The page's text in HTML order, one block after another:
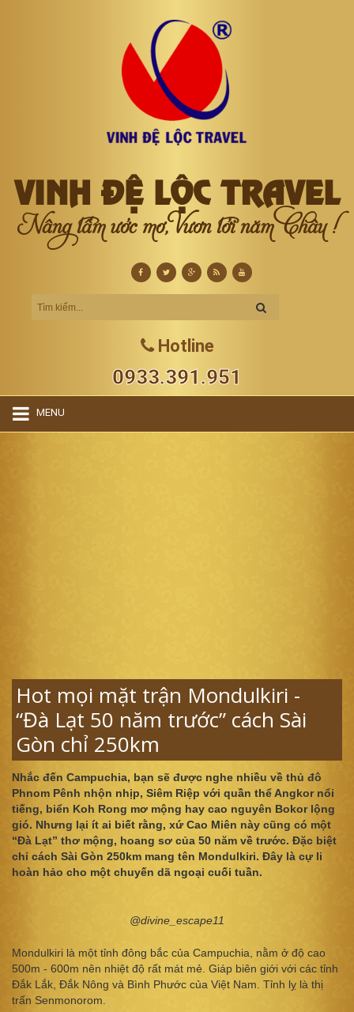
VINH ĐỆ LỘC TRAVEL
Nâng tầm ước mơ, Vươn tới năm Châu !
Hotline
0933.391.951
MENU
Hot mọi mặt trận Mondulkiri -
“Đà Lạt 50 năm trước” cách Sài
Gòn chỉ 250km
Nhắc đến Campuchia, bạn sẽ được nghe nhiều về thủ đô
Phnom Pênh nhộn nhịp, Siêm Riệp với quần thể Angkor nổi
tiếng, biển Koh Rong mơ mộng hay cao nguyên Bokor lộng
gió. Nhưng lại ít ai biết rằng, xứ Cao Miên này cũng có một
“Đà Lạt” thơ mộng, hoang sơ của 50 năm về trước. Đặc biệt
chỉ cách Sài Gòn 250km mang tên Mondulkiri. Đây là cự li
hoàn hảo cho một chuyến dã ngoại cuối tuần.
@divine_escape11
Mondulkiri là một tỉnh đông bắc của Campuchia, nằm ở độ cao
500m - 600m nên nhiệt độ rất mát mẻ. Giáp biên giới với các tỉnh
Đắk Lắk, Đắk Nông và Bình Phước của Việt Nam. Tỉnh lỵ là thị
trấn Senmonorom.